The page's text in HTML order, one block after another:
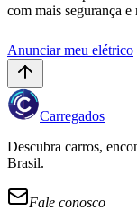
com mais segurança e
Anunciar meu elétrico
Carregados
Descubra carros,
Brasil.
Fale conosco